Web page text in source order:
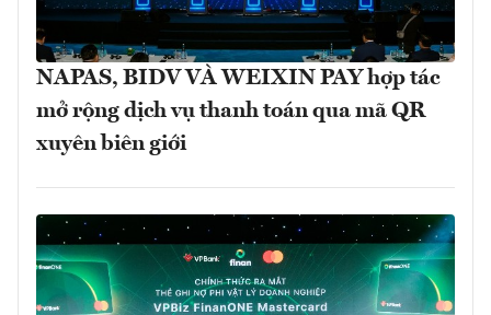
NAPAS, BIDV VÀ WEIXIN PAY hợp tác
mở rộng dịch vụ thanh toán qua mã QR
xuyên biên giới